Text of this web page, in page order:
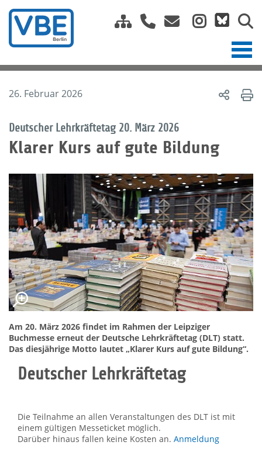
26. Februar 2026
Deutscher Lehrkräftetag 20. März 2026
Klarer Kurs auf gute Bildung
Am 20. März 2026 findet im Rahmen der Leipziger
Buchmesse erneut der Deutsche Lehrkräftetag (DLT) statt.
Das diesjährige Motto lautet „Klarer Kurs auf gute Bildung“.
Deutscher Lehrkräftetag
Die Teilnahme an allen Veranstaltungen des DLT ist mit
einem gültigen Messeticket möglich.
Darüber hinaus fallen keine Kosten an. Anmeldung